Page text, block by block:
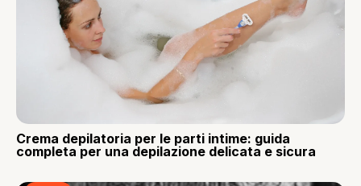
Crema depilatoria per le parti intime: guida
completa per una depilazione delicata e sicura